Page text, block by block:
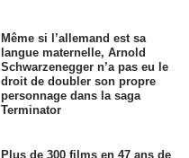
Même si l’allemand est sa
langue maternelle, Arnold
Schwarzenegger n’a pas eu le
droit de doubler son propre
personnage dans la saga
Terminator
Plus de 300 films en 47 ans de